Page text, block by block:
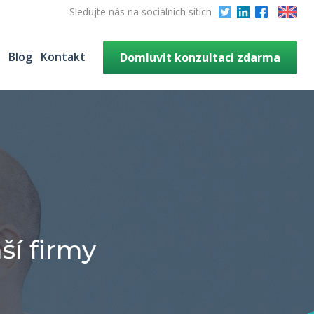
Sledujte nás na sociálních sítích
Blog Kontakt Domluvit konzultaci zdarma
firmy